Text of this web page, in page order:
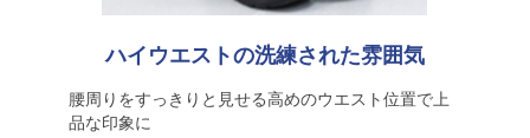
ハイウエストの洗練された雰囲気
腰周りをすっきりと見せる高めのウエスト位置で上
品な印象に